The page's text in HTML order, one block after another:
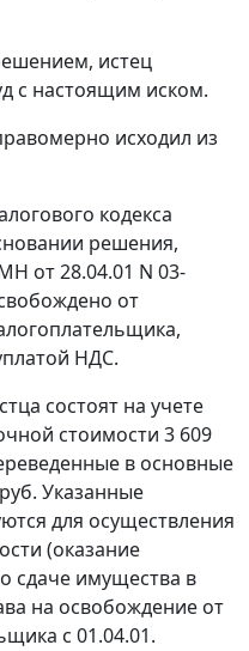
истец
с настоящим иском.
исходил из
кодекса
решения,
от 28.04.01 N 03-
от
НДС.
состоят на учете
стоимости 3 609
в основные
Указанные
для осуществления
(оказание
сдаче имущества в
на освобождение от
с 01.04.01.